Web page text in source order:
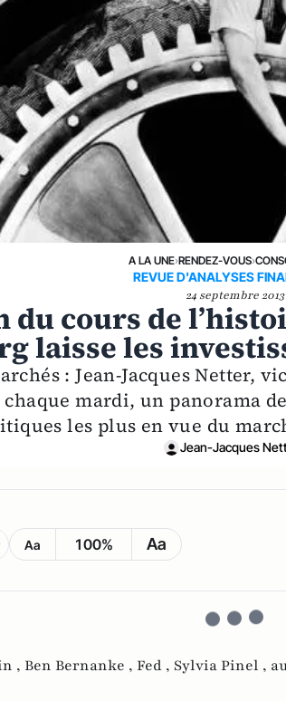
A LA UNE›RENDEZ-VOUS›
REVUE D'ANALYSES
24 septembre 2013
du cours de
laisse les
: Jean-Jacques Netter,
mardi, un panorama
les plus en vue du
Jean-Jacques
Aa 100% Aa
, Ben Bernanke , Fed , Sylvia Pinel ,